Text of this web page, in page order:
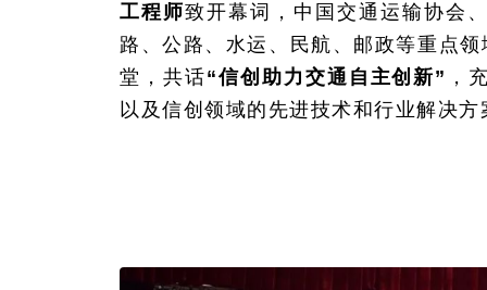
工程师致开幕词，中国交通运输协会
路、公路、水运、民航、邮政等重点
堂，共话“信创助力交通自主创新” ，
以及信创领域的先进技术和行业解决方